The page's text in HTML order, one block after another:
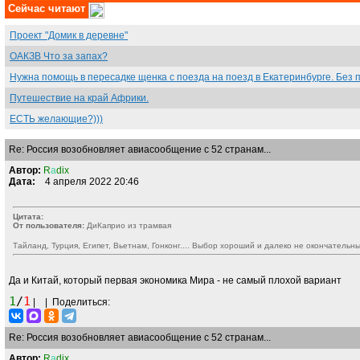
Сейчас читают
Проект "Домик в деревне"
ОАКЗВ Что за запах?
Нужна помощь в пересадке щенка с поезда на поезд в Екатеринбурге. Без
Путешествие на край Африки.
ЕСТЬ желающие?)))
Re: Россия возобновляет авиасообщение с 52 странам...
Автор: Rаdix
Дата: 4 апреля 2022 20:46
Цитата:
От пользователя: ДиКаприо из трамвая
Тайланд, Турция, Египет, Вьетнам, Гонконг.... Выбор хороший и далеко не
Да и Китай, который первая экономика Мира - не самый плохой вариант
1/1 Поделиться:
Re: Россия возобновляет авиасообщение с 52 странам...